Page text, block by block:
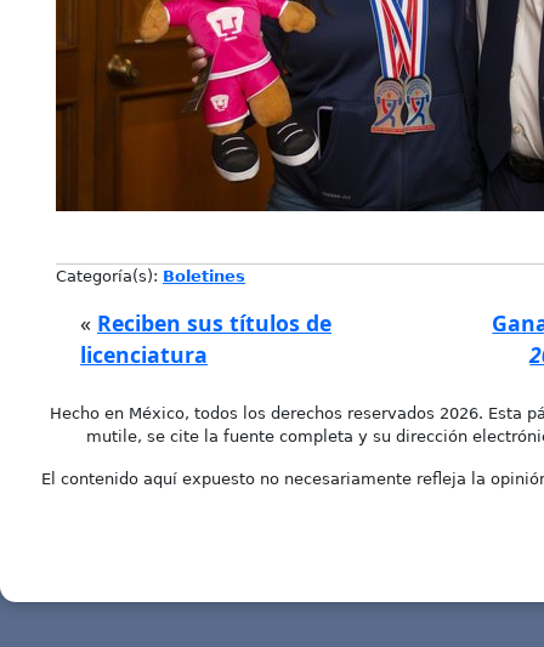
Categoría(s): Boletines
« Reciben sus títulos de
licenciatura
Hecho en México, todos los derechos reservados 2026. Esta
mutile, se cite la fuente completa y su dirección
El contenido aquí expuesto no necesariamente refleja la